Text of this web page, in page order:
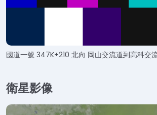
國道一號 347K+210 北向 岡山交流道到高科交
衛星影像